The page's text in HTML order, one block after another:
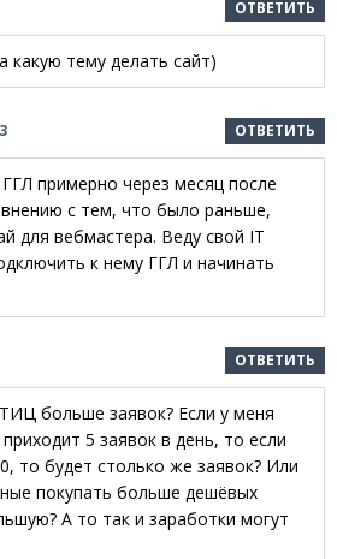
ОТВЕТИТЬ
какую тему делать сайт)
ОТВЕТИТЬ
примерно через месяц после
с тем, что было раньше,
для вебмастера. Веду свой IT
к нему ГГЛ и начинать
ОТВЕТИТЬ
больше заявок? Если у меня
5 заявок в день, то если
то будет столько же заявок? Или
покупать больше дешёвых
А то так и заработки могут